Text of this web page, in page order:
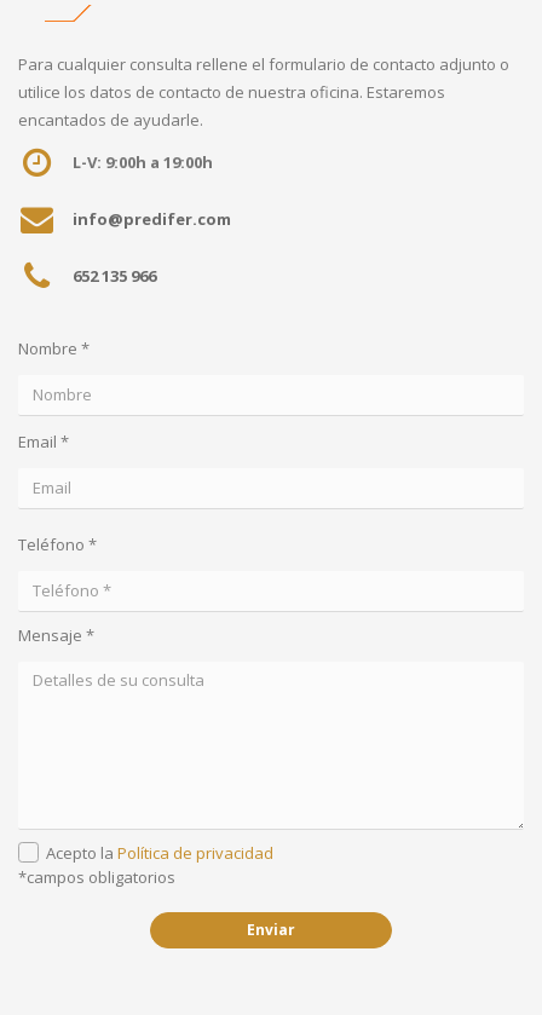
Para cualquier consulta rellene el formulario de contacto adjunto o
utilice los datos de contacto de nuestra oficina. Estaremos
encantados de ayudarle.
L-V: 9:00h a 19:00h
info@predifer.com
652 135 966
Nombre *
Email *
Teléfono *
Mensaje *
Acepto laPolítica de privacidad
*campos obligatorios
Enviar